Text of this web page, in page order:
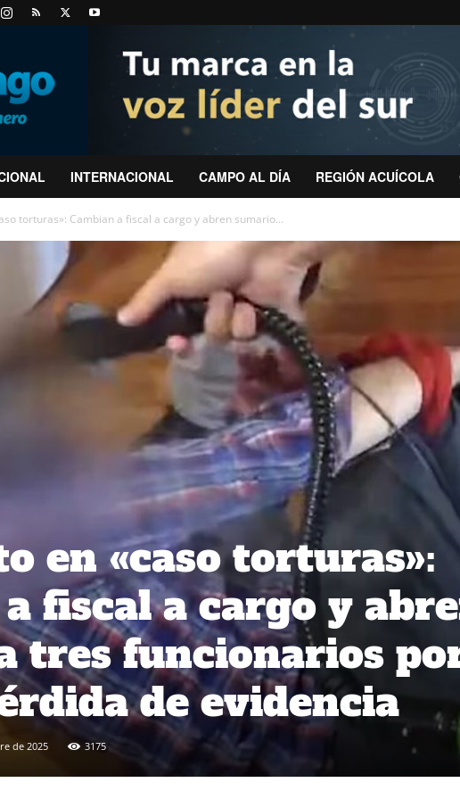
INTERNACIONAL CAMPO AL DÍA REGIÓN ACUÍCOLA
torturas»: Cambian a fiscal a cargo y abren sumario...
en «caso torturas»:
fiscal a cargo y
tres funcionarios
de evidencia
de 2025 3175